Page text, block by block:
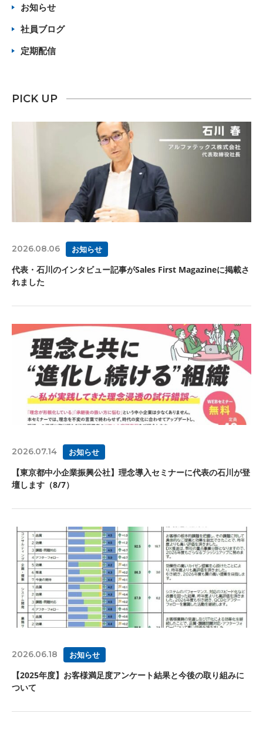
お知らせ
社員ブログ
定期配信
PICK UP
2026.08.06 お知らせ
代表・石川のインタビュー記事がSales First Magazineに掲載さ
れました
2026.07.14 お知らせ
【東京都中小企業振興公社】理念導入セミナーに代表の石川が登
壇します（8/7）
2026.06.18 お知らせ
【2025年度】お客様満足度アンケート結果と今後の取り組みに
ついて